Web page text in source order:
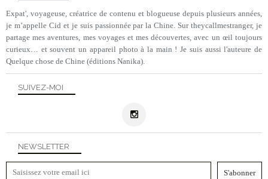
NEWSLETTER
SUIVEZ-MOI
Expat', voyageuse, créatrice de contenu et blogueuse depuis plusieurs années,
je m’appelle Cid et je suis passionnée par la Chine. Sur theycallmestranger, je
partage mes aventures, mes voyages et mes découvertes, avec un œil toujours
curieux… et souvent un appareil photo à la main ! Je suis aussi l'auteure de
Quelque chose de Chine (éditions Nanika).